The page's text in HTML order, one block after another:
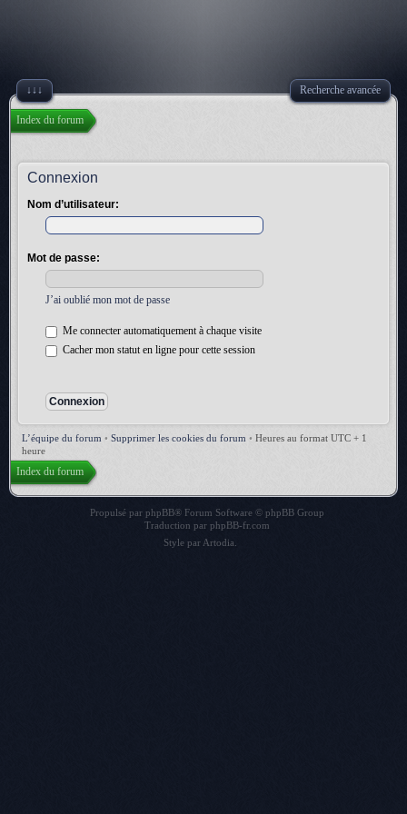
↓↓↓ Recherche avancée
Index du forum
Connexion
Nom d’utilisateur:
Mot de passe:
J’ai oublié mon mot de passe
Me connecter automatiquement à chaque visite
Cacher mon statut en ligne pour cette session
L’équipe du forum • Supprimer les cookies du forum • Heures au format UTC + 1
heure
Index du forum
Propulsé par phpBB® Forum Software © phpBB Group
Traduction par phpBB-fr.com
Style par Artodia